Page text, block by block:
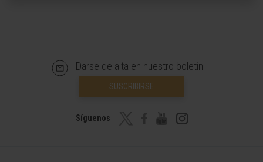
Darse de alta en nuestro boletín
SUSCRIBIRSE
Síguenos